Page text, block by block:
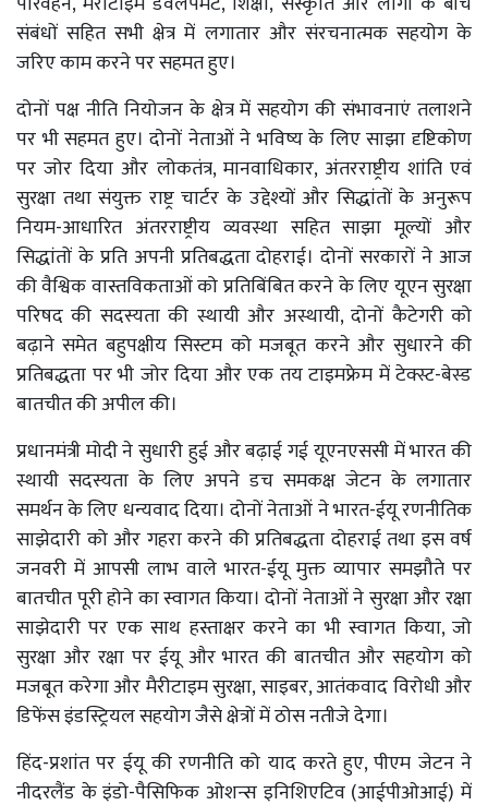
संबंधों सहित सभी क्षेत्र में लगातार और संरचनात्मक सहयोग के
जरिए काम करने पर सहमत हुए।
दोनों पक्ष नीति नियोजन के क्षेत्र में सहयोग की संभावनाएं तलाशने
पर भी सहमत हुए। दोनों नेताओं ने भविष्य के लिए साझा दृष्टिकोण
पर जोर दिया और लोकतंत्र, मानवाधिकार, अंतरराष्ट्रीय शांति एवं
सुरक्षा तथा संयुक्त राष्ट्र चार्टर के उद्देश्यों और सिद्धांतों के अनुरूप
नियम-आधारित अंतरराष्ट्रीय व्यवस्था सहित साझा मूल्यों और
सिद्धांतों के प्रति अपनी प्रतिबद्धता दोहराई। दोनों सरकारों ने आज
की वैश्विक वास्तविकताओं को प्रतिबिंबित करने के लिए यूएन सुरक्षा
परिषद की सदस्यता की स्थायी और अस्थायी, दोनों कैटेगरी को
बढ़ाने समेत बहुपक्षीय सिस्टम को मजबूत करने और सुधारने की
प्रतिबद्धता पर भी जोर दिया और एक तय टाइमफ्रेम में टेक्स्ट-बेस्ड
बातचीत की अपील की।
प्रधानमंत्री मोदी ने सुधारी हुई और बढ़ाई गई यूएनएससी में भारत की
स्थायी सदस्यता के लिए अपने डच समकक्ष जेटन के लगातार
समर्थन के लिए धन्यवाद दिया। दोनों नेताओं ने भारत-ईयू रणनीतिक
साझेदारी को और गहरा करने की प्रतिबद्धता दोहराई तथा इस वर्ष
जनवरी में आपसी लाभ वाले भारत-ईयू मुक्त व्यापार समझौते पर
बातचीत पूरी होने का स्वागत किया। दोनों नेताओं ने सुरक्षा और रक्षा
साझेदारी पर एक साथ हस्ताक्षर करने का भी स्वागत किया, जो
सुरक्षा और रक्षा पर ईयू और भारत की बातचीत और सहयोग को
मजबूत करेगा और मैरीटाइम सुरक्षा, साइबर, आतंकवाद विरोधी और
डिफेंस इंडस्ट्रियल सहयोग जैसे क्षेत्रों में ठोस नतीजे देगा।
हिंद-प्रशांत पर ईयू की रणनीति को याद करते हुए, पीएम जेटन ने
नीदरलैंड के इंडो-पैसिफिक ओशन्स इनिशिएटिव (आईपीओआई) में